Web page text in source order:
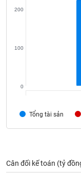
Tổng tài sản
0
100
200
Cân đối kế toán (tỷ
TRUYỀN
BẤT